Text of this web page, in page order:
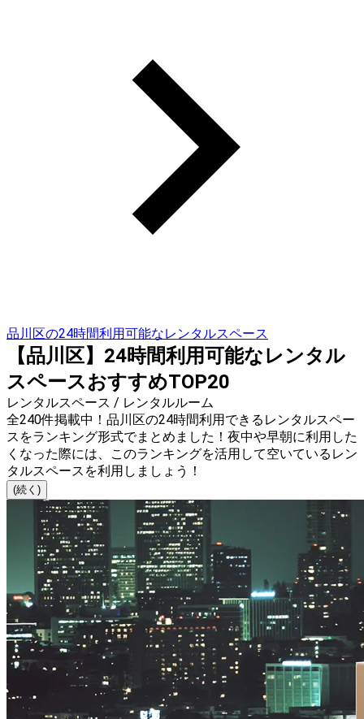
品川区の24時間利用可能なレンタルスペース
【品川区】24時間利用可能なレンタル
スペースおすすめTOP20
レンタルスペース / レンタルルーム
全240件掲載中！品川区の24時間利用できるレンタルスペー
スをランキング形式でまとめました！夜中や早朝に利用した
くなった際には、このランキングを活用して空いているレン
タルスペースを利用しましょう！
(続く)